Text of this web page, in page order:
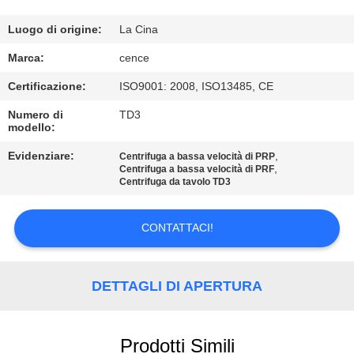
CONTROLLO
DELLA
QUALITÀ
CONTATTACI
CASI
Luogo di origine: La Cina
Marca: cence
Certificazione: ISO9001: 2008, ISO13485, CE
Numero di
modello:
TD3
Evidenziare: Centrifuga a bassa velocità di PRP,
Centrifuga a bassa velocità di PRF,
Centrifuga da tavolo TD3
CONTATTACI!
DETTAGLI DI APERTURA
Prodotti Simili